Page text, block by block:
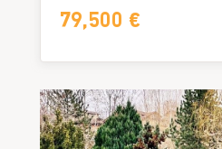
79,500 €